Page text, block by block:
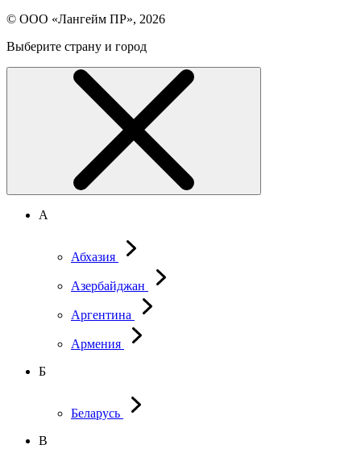
© ООО «Лангейм ПР», 2026
Выберите страну и город
А
Абхазия
Азербайджан
Аргентина
Армения
Б
Беларусь
В